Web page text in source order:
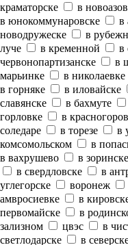
краматорске
в
в юнокоммунаровске
в
новодружеске
в
луче
в кременной в
червонопартизанске
в
марьинке
в николаевке
в горняке
в иловайске
славянске
в бахмуте
горловке
в
соледаре
в торезе в
комсомольском
в
в вахрушево
в зоринске
в свердловске
в
углегорске
воронеж
амвросиевке
в
первомайске
в
зализном
цвэс в
светлодарске
в